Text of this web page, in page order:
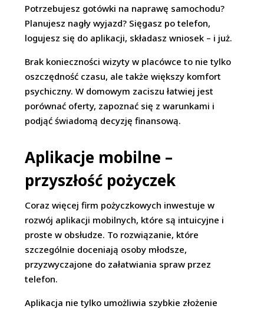
Potrzebujesz gotówki na naprawę samochodu?
Planujesz nagły wyjazd? Sięgasz po telefon,
logujesz się do aplikacji, składasz wniosek – i już.
Brak konieczności wizyty w placówce to nie tylko
oszczędność czasu, ale także większy komfort
psychiczny. W domowym zaciszu łatwiej jest
porównać oferty, zapoznać się z warunkami i
podjąć świadomą decyzję finansową.
Aplikacje mobilne –
przyszłość pożyczek
Coraz więcej firm pożyczkowych inwestuje w
rozwój aplikacji mobilnych, które są intuicyjne i
proste w obsłudze. To rozwiązanie, które
szczególnie doceniają osoby młodsze,
przyzwyczajone do załatwiania spraw przez
telefon.
Aplikacja nie tylko umożliwia szybkie złożenie